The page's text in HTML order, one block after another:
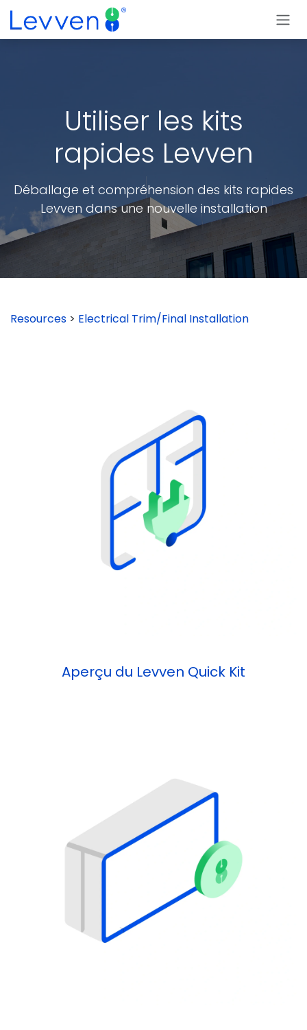
Se rendre au contenu
Utiliser les kits
rapides Levven
Déballage et compréhension des kits rapides
Levven dans une nouvelle installation
Resources > Electrical Trim/Final Installation
Aperçu du Levven Quick Kit